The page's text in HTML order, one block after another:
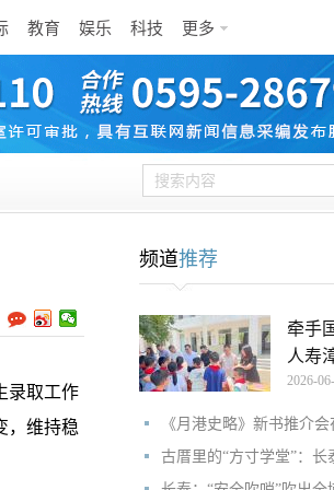
教育 娱乐 科技 更多
录取工作
，维持稳
频道推荐
牵手
人寿
2026-
《月港史略》新书推介
古厝里的“方寸学堂”：长